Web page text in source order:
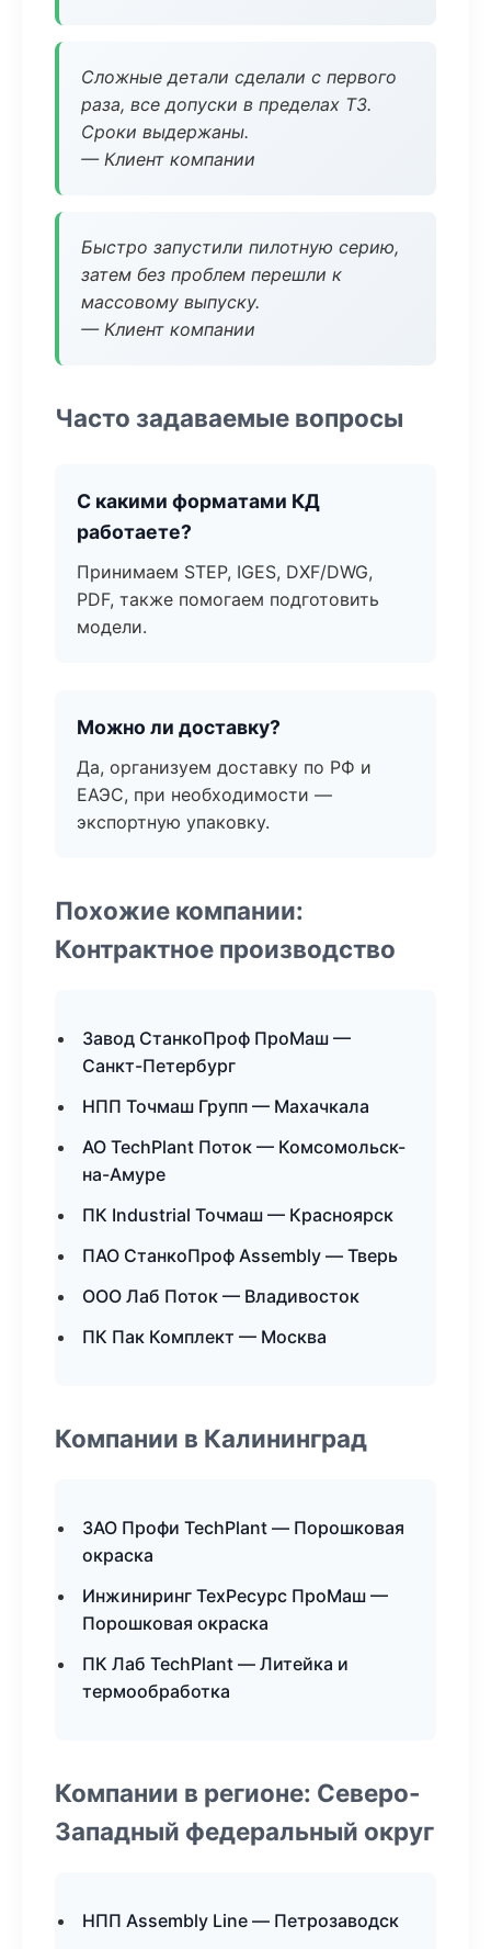
Сложные детали сделали с первого
раза, все допуски в пределах ТЗ.
Сроки выдержаны.
— Клиент компании
Быстро запустили пилотную серию,
затем без проблем перешли к
массовому выпуску.
— Клиент компании
Часто задаваемые вопросы
С какими форматами КД
работаете?
Принимаем STEP, IGES, DXF/DWG,
PDF, также помогаем подготовить
модели.
Можно ли доставку?
Да, организуем доставку по РФ и
ЕАЭС, при необходимости —
экспортную упаковку.
Похожие компании:
Контрактное производство
Завод СтанкоПроф ПроМаш —
Санкт-Петербург
НПП Точмаш Групп — Махачкала
АО TechPlant Поток — Комсомольск-
на-Амуре
ПК Industrial Точмаш — Красноярск
ПАО СтанкоПроф Assembly — Тверь
ООО Лаб Поток — Владивосток
ПК Пак Комплект — Москва
Компании в Калининград
ЗАО Профи TechPlant — Порошковая
окраска
Инжиниринг ТехРесурс ПроМаш —
Порошковая окраска
ПК Лаб TechPlant — Литейка и
термообработка
Компании в регионе: Северо-
Западный федеральный округ
НПП Assembly Line — Петрозаводск